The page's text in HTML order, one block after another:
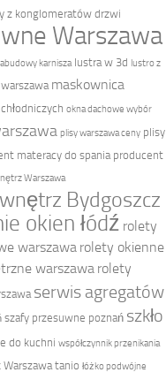
z konglomeratówdrzwi
Warszawa
karnisza lustra w 3d lustro z
maskownica
okna dachowe wybór
plisy warszawa ceny plisy
materacy do spania producent
Warszawa
Bydgoszcz
okien łódź rolety
warszawa rolety okienne
warszawa rolety
serwis agregatów
szafy przesuwne poznań szkło
do kuchni współczynnik przenikania
tanio łóżko podwójne